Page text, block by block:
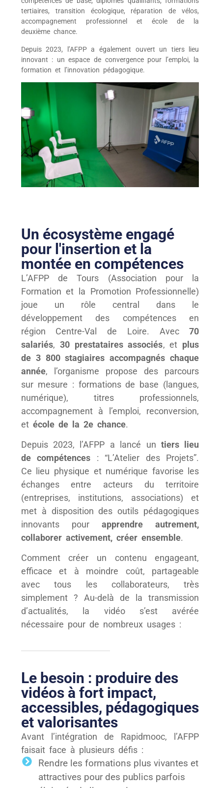
tertiaires, transition écologique, réparation de vélos,
accompagnement professionnel et école de la
deuxième chance.
Depuis 2023, l’AFPP a également ouvert un tiers lieu
innovant : un espace de convergence pour l’emploi, la
formation et l’innovation pédagogique.
Un écosystème engagé
pour l'insertion et la
montée en compétences
L’AFPP de Tours (Association pour la
Formation et la Promotion Professionnelle)
joue un rôle central dans le
développement des compétences en
région Centre-Val de Loire. Avec70
salariés, 30 prestataires associés, et plus
de 3 800 stagiaires accompagnés chaque
année, l’organisme propose des parcours
sur mesure : formations de base (langues,
numérique), titres professionnels,
accompagnement à l’emploi, reconversion,
et école de la 2e chance.
Depuis 2023, l’AFPP a lancé untiers lieu
de compétences : “L’Atelier des Projets”.
Ce lieu physique et numérique favorise les
échanges entre acteurs du territoire
(entreprises, institutions, associations) et
met à disposition des outils pédagogiques
innovants pourapprendre autrement,
collaborer activement, créer ensemble.
Comment créer un contenu engageant,
efficace et à moindre coût, partageable
avec tous les collaborateurs, très
simplement ? Au-delà de la transmission
d’actualités, la vidéo s’est avérée
nécessaire pour de nombreux usages :
Le besoin : produire des
vidéos à fort impact,
accessibles, pédagogiques
et valorisantes
Avant l’intégration de Rapidmooc, l’AFPP
faisait face à plusieurs défis :
Rendre les formations plus vivantes et
attractives pour des publics parfois